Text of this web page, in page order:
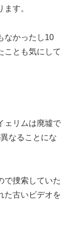
す。
なかったし10
ことも気にして
ェリムは廃墟で
なることにな
で捜索していた
た古いビデオを